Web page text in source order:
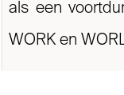
als een
WORK en